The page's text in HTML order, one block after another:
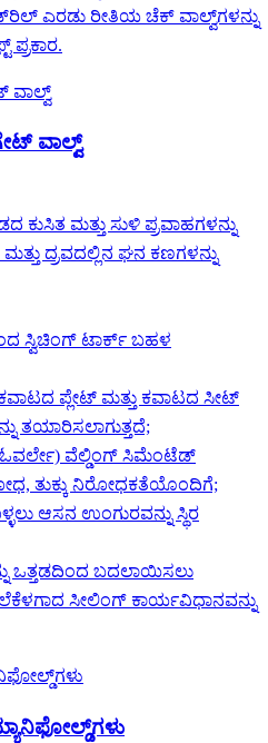
ಎರಡು ರೀತಿಯ ಚೆಕ್ ವಾಲ್ವ್‌ಗಳನ್ನು
ಪ್ರಕಾರ.
ವಾಲ್ವ್
ಕುಸಿತ ಮತ್ತು ಸುಳಿ ಪ್ರವಾಹಗಳನ್ನು
ದ್ರವದಲ್ಲಿನ ಘನ ಕಣಗಳನ್ನು
ಸ್ವಿಚಿಂಗ್ ಟಾರ್ಕ್ ಬಹಳ
ಪ್ಲೇಟ್ ಮತ್ತು ಕವಾಟದ ಸೀಟ್
ತಯಾರಿಸಲಾಗುತ್ತದೆ;
ವೆಲ್ಡಿಂಗ್ ಸಿಮೆಂಟೆಡ್
ತುಕ್ಕು ನಿರೋಧಕತೆಯೊಂದಿಗೆ;
ಆಸನ ಉಂಗುರವನ್ನು ಸ್ಥಿರ
ಒತ್ತಡದಿಂದ ಬದಲಾಯಿಸಲು
ಸೀಲಿಂಗ್ ಕಾರ್ಯವಿಧಾನವನ್ನು